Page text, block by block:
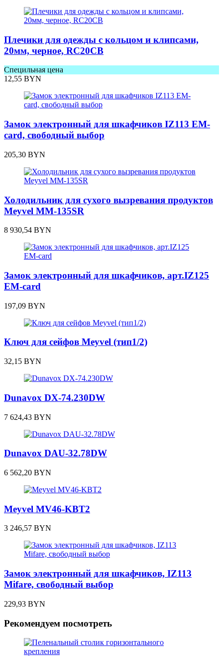
Плечики для одежды с кольцом и клипсами,
20мм, черное, RC20СВ
Специльная цена
12,55 BYN
Замок электронный для шкафчиков IZ113 EM-
card, свободный выбор
205,30 BYN
Холодильник для сухого вызревания продуктов
Meyvel MM-135SR
8 930,54 BYN
Замок электронный для шкафчиков, арт.IZ125
EM-card
197,09 BYN
Ключ для сейфов Meyvel (тип1/2)
32,15 BYN
Dunavox DX-74.230DW
7 624,43 BYN
Dunavox DAU-32.78DW
6 562,20 BYN
Meyvel MV46-KBT2
3 246,57 BYN
Замок электронный для шкафчиков, IZ113
Mifare, свободный выбор
229,93 BYN
Рекомендуем посмотреть